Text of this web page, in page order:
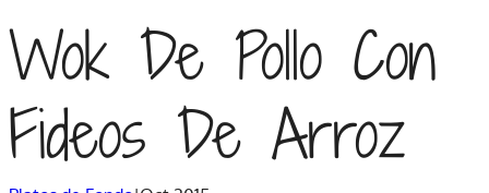
Wok De Pollo Con
Fideos De Arroz